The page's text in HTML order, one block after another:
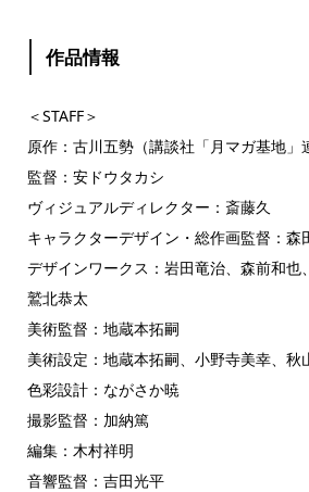
作品情報
＜STAFF＞
原作：古川五勢（講談社「月マガ基地」
監督：安ドウタカシ
ヴィジュアルディレクター：斎藤久
キャラクターデザイン・総作画監督：森
デザインワークス：岩田竜治、森前和也
鷲北恭太
美術監督：地蔵本拓嗣
美術設定：地蔵本拓嗣、小野寺美幸、秋
色彩設計：ながさか暁
撮影監督：加納篤
編集：木村祥明
音響監督：吉田光平